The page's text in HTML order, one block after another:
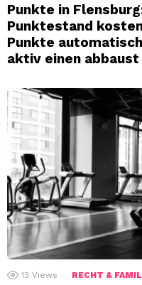
Punkte in
Punktestand
Punkte
aktiv einen abbaust
13 Views RECHT &